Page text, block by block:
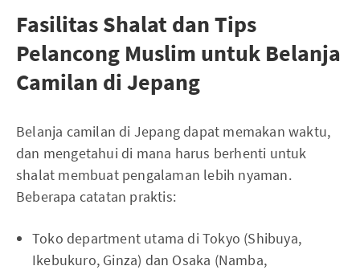
Fasilitas Shalat dan Tips
Pelancong Muslim untuk Belanja
Camilan di Jepang
Belanja camilan di Jepang dapat memakan waktu,
dan mengetahui di mana harus berhenti untuk
shalat membuat pengalaman lebih nyaman.
Beberapa catatan praktis:
Toko department utama di Tokyo (Shibuya,
Ikebukuro, Ginza) dan Osaka (Namba,